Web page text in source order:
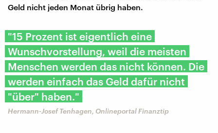
Geld nicht jeden Monat übrig haben.
"15 Prozent ist eigentlich eine
Wunschvorstellung, weil die meisten
Menschen werden das nicht können. Die
werden einfach das Geld dafür nicht
"über" haben."
Hermann-Josef Tenhagen, Onlineportal Finanztip